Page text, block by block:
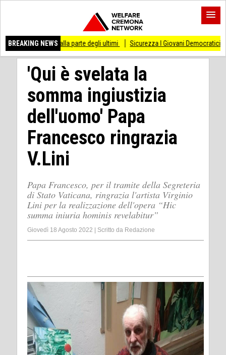
BREAKING NEWS
dalla parte degli ultimi Sicurezza I Giovani Democratici ribattono ai
'Qui è svelata la
somma ingiustizia
dell'uomo' Papa
Francesco ringrazia
V.Lini
Papa Francesco, per il tramite della Segreteria
di Stato Vaticana, ringrazia l'artista Virginio
Lini per la realizzazione dell'opera “Hic
summa iniuria hominis revelabitur”
Giovedì 18 Agosto 2022 Scritto da Redazione